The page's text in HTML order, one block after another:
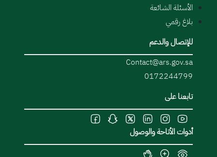
الأسئلة الشائعة
بلاغ رقمي
للإتصال والدعم
Contact@ars.gov.sa
0172244799
تابعنا على
أدوات الأتاحة والوصول